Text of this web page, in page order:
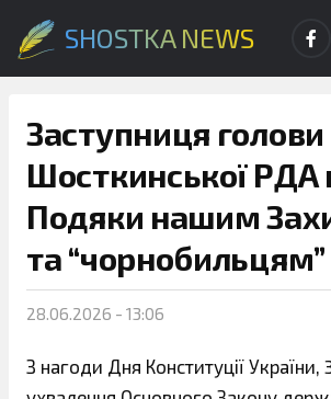
SHOSTKA NEWS
Заступниця голови
Шосткинської РДА
Подяки нашим
та “чорнобильцям”
28.06.2026 - 13:06
З нагоди Дня Конституції України,